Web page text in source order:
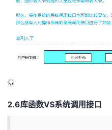
2.6库函数VS系统调用接口